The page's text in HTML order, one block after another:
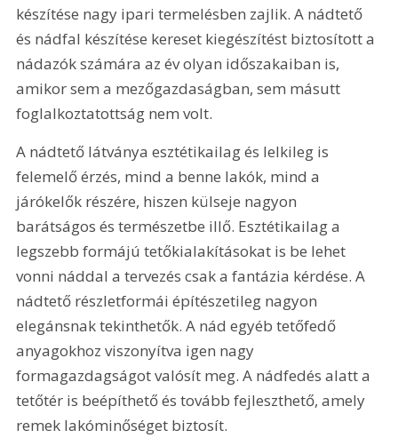
készítése nagy ipari termelésben zajlik. A nádtető
és nádfal készítése kereset kiegészítést biztosított a
nádazók számára az év olyan időszakaiban is,
amikor sem a mezőgazdaságban, sem másutt
foglalkoztatottság nem volt.
A nádtető látványa esztétikailag és lelkileg is
felemelő érzés, mind a benne lakók, mind a
járókelők részére, hiszen külseje nagyon
barátságos és természetbe illő. Esztétikailag a
legszebb formájú tetőkialakításokat is be lehet
vonni náddal a tervezés csak a fantázia kérdése. A
nádtető részletformái építészetileg nagyon
elegánsnak tekinthetők. A nád egyéb tetőfedő
anyagokhoz viszonyítva igen nagy
formagazdagságot valósít meg. A nádfedés alatt a
tetőtér is beépíthető és tovább fejleszthető, amely
remek lakóminőséget biztosít.